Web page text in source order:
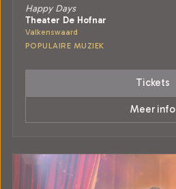
Happy Days
Theater De Hofnar
Valkenswaard
POPULAIRE MUZIEK
Tickets
Meer info